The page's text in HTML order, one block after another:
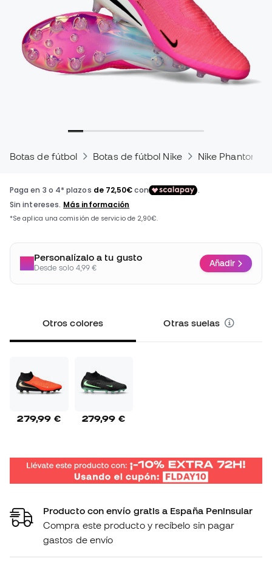
Botas de fútbol Botas de fútbol Nike Nike Phantom
Personalízalo a tu gusto
Desde solo 4,99 € Añadir
Otros colores Otras suelas
279,99 € 279,99 €
Producto con envío gratis a España Peninsular
Compra este producto y recíbelo sin pagar
gastos de envío